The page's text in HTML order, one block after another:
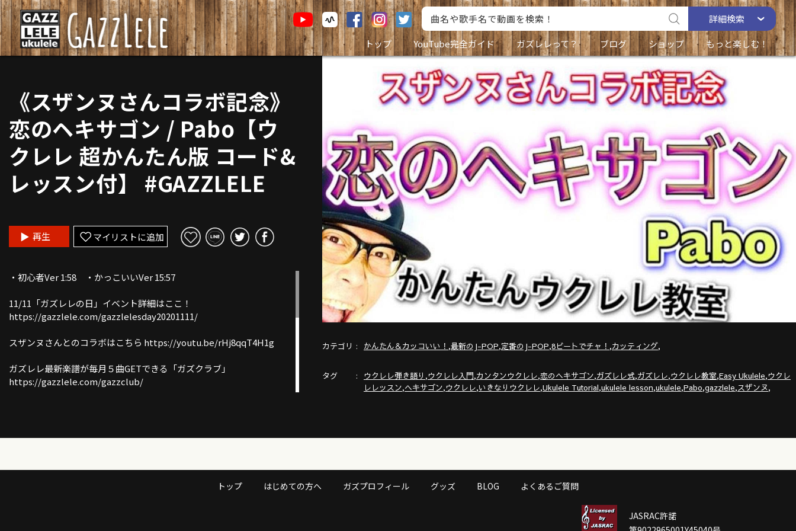
詳細検索
トップ
YouTube完全ガイド ガズレレって？ ブログ ショップ もっと楽しむ！
カテゴリ かんたん＆カッコいい！ ,最新のJ-POP,定番のJ-POP,8ビートでチャ！ ,カッティング,
タグ ウクレレ弾き語り ,ウクレレ入門,カンタンウクレレ,恋のヘキサゴン,ガズレレ式,ガズレレ,ウクレレ教室,Easy Ukulele,ウクレ
レレッスン,ヘキサゴン,ウクレレ,いきなりウクレレ,Ukulele Tutorial,ukulele lesson,ukulele,Pabo,gazzlele,スザンヌ,
《スザンヌさんコラボ記念》
恋のヘキサゴン / Pabo【ウ
クレレ 超かんたん版 コード&
レッスン付】 #GAZZLELE
再生 マイリストに追加
・初心者Ver 1:58 ・かっこいいVer 15:57
11/11「ガズレレの日」イベント詳細はここ！
https://gazzlele.com/gazzlelesday20201111/
スザンヌさんとのコラボはこちら https://youtu.be/rHj8qqT4H1g
ガズレレ最新楽譜が毎月５曲GETできる「ガズクラブ」
https://gazzlele.com/gazzclub/
トップ はじめての方へ ガズプロフィール グッズ BLOG よくあるご質問
JASRAC許諾